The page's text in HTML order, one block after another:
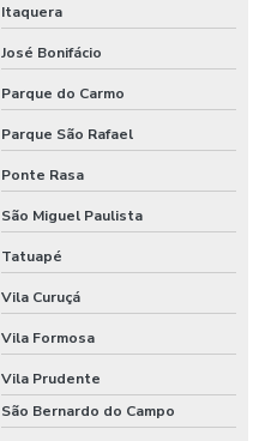
Itaquera
José Bonifácio
Parque do Carmo
Parque São Rafael
Ponte Rasa
São Miguel Paulista
Tatuapé
Vila Curuçá
Vila Formosa
Vila Prudente
São Bernardo do Campo